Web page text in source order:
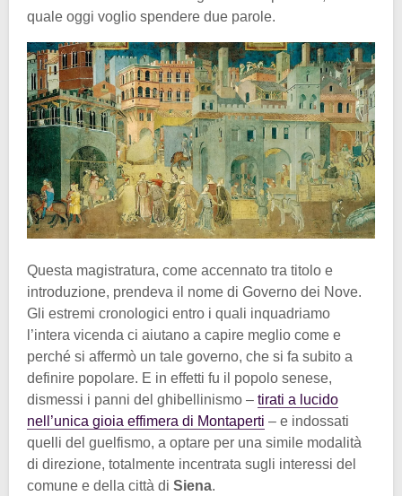
quale oggi voglio spendere due parole.
Questa magistratura, come accennato tra titolo e
introduzione, prendeva il nome di Governo dei Nove.
Gli estremi cronologici entro i quali inquadriamo
l’intera vicenda ci aiutano a capire meglio come e
perché si affermò un tale governo, che si fa subito a
definire popolare. E in effetti fu il popolo senese,
dismessi i panni del ghibellinismo – tirati a lucido
nell’unica gioia effimera di Montaperti – e indossati
quelli del guelfismo, a optare per una simile modalità
di direzione, totalmente incentrata sugli interessi del
comune e della città di Siena.